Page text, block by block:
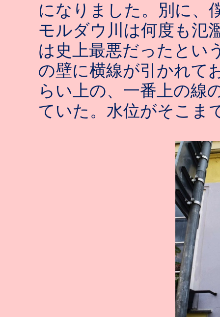
になりました。別に、
モルダウ川は何度も氾
は史上最悪だったとい
の壁に横線が引かれて
らい上の、一番上の線
ていた。水位がそこま